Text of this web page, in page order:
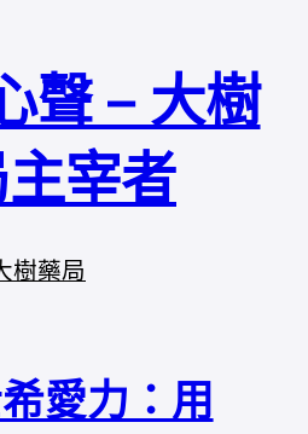
聲 – 大樹
宰者
樹藥局
愛力：用